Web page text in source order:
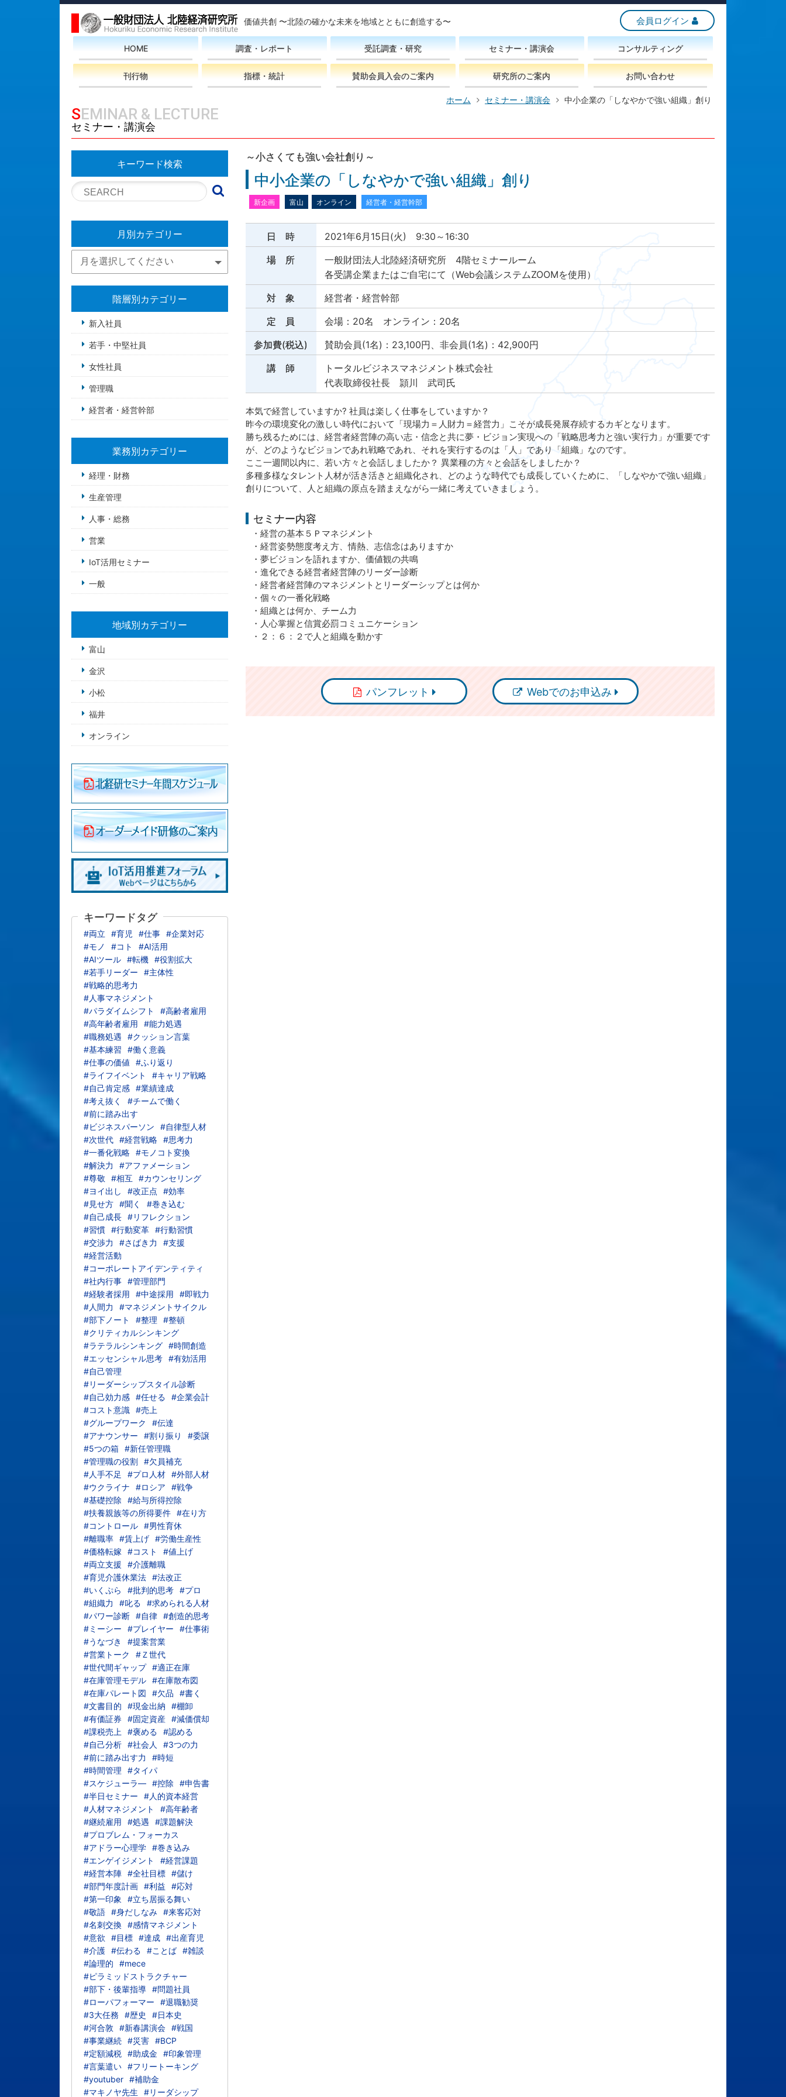
価値共創 〜北陸の確かな未来を地域とともに創造する〜 会員ログイン
HOME 調査・レポート 受託調査・研究 セミナー・講演会 コンサルティング
刊行物 指標・統計 賛助会員入会のご案内 研究所のご案内 お問い合わせ
ホーム セミナー・講演会 中小企業の「しなやかで強い組織」創り
SEMINAR & LECTURE
セミナー・講演会
～小さくても強い会社創り～
中小企業の「しなやかで強い組織」創り
新企画 富山 オンライン 経営者・経営幹部
日 時
2021年6月15日(火) 9:30～16:30
場 所
一般財団法人北陸経済研究所 4階セミナールーム
各受講企業またはご自宅にて（Web会議システムZOOMを使用）
対 象
経営者・経営幹部
定 員
会場：20名 オンライン：20名
参加費(税込)
賛助会員(1名)：23,100円、非会員(1名)：42,900円
講 師
トータルビジネスマネジメント株式会社
代表取締役社長 頴川 武司氏
本気で経営していますか? 社員は楽しく仕事をしていますか？
昨今の環境変化の激しい時代において「現場力＝人財力＝経営力」こそが成長発展存続するカギとなります。
勝ち残るためには、経営者経営陣の高い志・信念と共に夢・ビジョン実現への「戦略思考力と強い実行力」が重要です
が、どのようなビジョンであれ戦略であれ、それを実行するのは「人」であり「組織」なのです。
ここ一週間以内に、若い方々と会話しましたか？ 異業種の方々と会話をしましたか？
多種多様なタレント人材が活き活きと組織化され、どのような時代でも成長していくために、「しなやかで強い組織」
創りについて、人と組織の原点を踏まえながら一緒に考えていきましょう。
セミナー内容
・経営の基本５Ｐマネジメント
・経営姿勢態度考え方、情熱、志信念はありますか
・夢ビジョンを語れますか、価値観の共鳴
・進化できる経営者経営陣のリーダー診断
・経営者経営陣のマネジメントとリーダーシップとは何か
・個々の一番化戦略
・組織とは何か、チーム力
・人心掌握と信賞必罰コミュニケーション
・２：６：２で人と組織を動かす
パンフレット Webでのお申込み
キーワード検索
月別カテゴリー
階層別カテゴリー
新入社員
若手・中堅社員
女性社員
管理職
経営者・経営幹部
業務別カテゴリー
経理・財務
生産管理
人事・総務
営業
IoT活用セミナー
一般
地域別カテゴリー
富山
金沢
小松
福井
オンライン
キーワードタグ
#両立 #育児 #仕事 #企業対応
#モノ
#コト
#AI活用
#AIツール #転機 #役割拡大
#若手リーダー
#主体性
#戦略的思考力
#人事マネジメント
#パラダイムシフト
#高齢者雇用
#高年齢者雇用
#能力処遇
#職務処遇
#クッション言葉
#基本練習
#働く意義
#仕事の価値
#ふり返り
#ライフイベント
#キャリア戦略
#自己肯定感 #業績達成
#考え抜く
#チームで働く
#前に踏み出す
#ビジネスパーソン
#自律型人材
#次世代 #経営戦略 #思考力
#一番化戦略 #モノコト変換
#解決力
#アファメーション
#尊敬
#相互
#カウンセリング
#ヨイ出し
#改正点
#効率
#見せ方 #聞く
#巻き込む
#自己成長 #リフレクション
#習慣 #行動変革 #行動習慣
#交渉力
#さばき力
#支援
#経営活動
#コーポレートアイデンティティ
#社内行事 #管理部門
#経験者採用
#中途採用
#即戦力
#人間力
#マネジメントサイクル
#部下ノート
#整理
#整頓
#クリティカルシンキング
#ラテラルシンキング #時間創造
#エッセンシャル思考 #有効活用
#自己管理
#リーダーシップスタイル診断
#自己効力感 #任せる
#企業会計
#コスト意識 #売上
#グループワーク
#伝達
#アナウンサー
#割り振り
#委譲
#5つの箱 #新任管理職
#管理職の役割 #欠員補充
#人手不足
#プロ人材 #外部人材
#ウクライナ
#ロシア
#戦争
#基礎控除
#給与所得控除
#扶養親族等の所得要件 #在り方
#コントロール #男性育休
#離職率 #賃上げ #労働生産性
#価格転嫁
#コスト
#値上げ
#両立支援
#介護離職
#育児介護休業法 #法改正
#いくぷら
#批判的思考 #プロ
#組織力
#叱る
#求められる人材
#パワー診断 #自律 #創造的思考
#ミーシー
#プレイヤー
#仕事術
#うなづき
#提案営業
#営業トーク
#Ｚ世代
#世代間ギャップ #適正在庫
#在庫管理モデル #在庫散布図
#在庫パレート図
#欠品
#書く
#文書目的
#現金出納
#棚卸
#有価証券
#固定資産 #減価償却
#課税売上
#褒める
#認める
#自己分析 #社会人
#3つの力
#前に踏み出す力
#時短
#時間管理
#タイパ
#スケジューラ― #控除
#申告書
#半日セミナー
#人的資本経営
#人材マネジメント
#高年齢者
#継続雇用
#処遇
#課題解決
#プロブレム・フォーカス
#アドラー心理学 #巻き込み
#エンゲイジメント
#経営課題
#経営本陣 #全社目標 #儲け
#部門年度計画 #利益
#応対
#第一印象
#立ち居振る舞い
#敬語 #身だしなみ #来客応対
#名刺交換 #感情マネジメント
#意欲
#目標 #達成 #出産育児
#介護 #伝わる #ことば #雑談
#論理的
#mece
#ピラミッドストラクチャー
#部下・後輩指導 #問題社員
#ローパフォーマー
#退職勧奨
#3大任務
#歴史
#日本史
#河合敦
#新春講演会 #戦国
#事業継続 #災害 #BCP
#定額減税 #助成金
#印象管理
#言葉遣い #フリートーキング
#youtuber #補助金
#マキノヤ先生
#リーダシップ